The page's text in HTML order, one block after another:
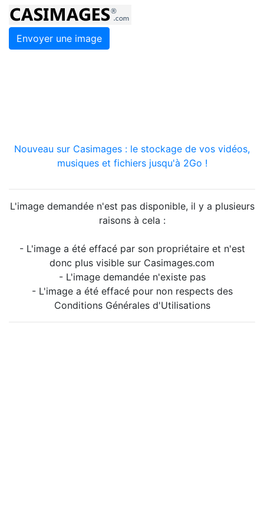
Envoyer une image
Nouveau sur Casimages : le stockage de vos vidéos,
musiques et fichiers jusqu'à 2Go !
L'image demandée n'est pas disponible, il y a plusieurs
raisons à cela :
- L'image a été effacé par son propriétaire et n'est
donc plus visible sur Casimages.com
- L'image demandée n'existe pas
- L'image a été effacé pour non respects des
Conditions Générales d'Utilisations